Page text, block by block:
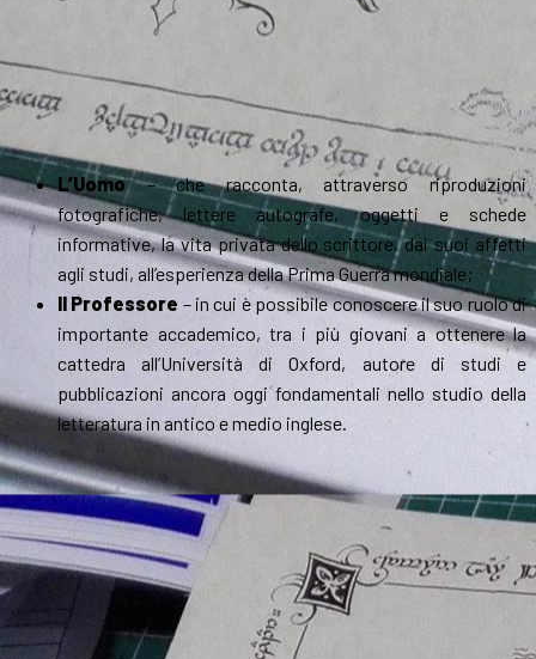
L’Uomo– che racconta, attraverso riproduzioni
fotografiche, lettere autografe, oggetti e schede
informative, la vita privata dello scrittore, dai suoi affetti
agli studi, all’esperienza della Prima Guerra mondiale;
Il Professore – in cui è possibile conoscere il suo ruolo di
importante accademico, tra i più giovani a ottenere la
cattedra all’Università di Oxford, autore di studi e
pubblicazioni ancora oggi fondamentali nello studio della
letteratura in antico e medio inglese.